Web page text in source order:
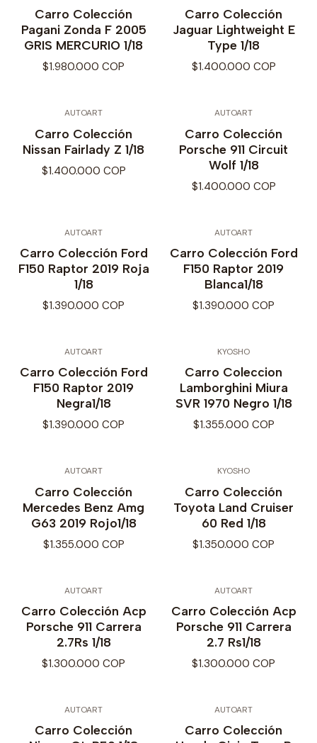
Carro Colección
Pagani Zonda F 2005
GRIS MERCURIO 1/18
$1.980.000 COP
Carro Colección
Jaguar Lightweight E
Type 1/18
$1.400.000 COP
AUTOART
Carro Colección
Nissan Fairlady Z 1/18
$1.400.000 COP
AUTOART
Carro Colección
Porsche 911 Circuit
Wolf 1/18
$1.400.000 COP
AUTOART
Carro Colección Ford
F150 Raptor 2019 Roja
1/18
$1.390.000 COP
AUTOART
Carro Colección Ford
F150 Raptor 2019
Blanca1/18
$1.390.000 COP
AUTOART
Carro Colección Ford
F150 Raptor 2019
Negra1/18
$1.390.000 COP
KYOSHO
Carro Coleccion
Lamborghini Miura
SVR 1970 Negro 1/18
$1.355.000 COP
AUTOART
Carro Colección
Mercedes Benz Amg
G63 2019 Rojo1/18
$1.355.000 COP
KYOSHO
Carro Colección
Toyota Land Cruiser
60 Red 1/18
$1.350.000 COP
AUTOART
Carro Colección Acp
Porsche 911 Carrera
2.7Rs 1/18
$1.300.000 COP
AUTOART
Carro Colección Acp
Porsche 911 Carrera
2.7 Rs1/18
$1.300.000 COP
AUTOART
Carro Colección
AUTOART
Carro Colección